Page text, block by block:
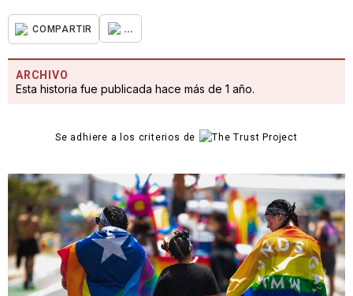
COMPARTIR ...
ARCHIVO
Esta historia fue publicada hace más de 1 año.
Se adhiere a los criterios de